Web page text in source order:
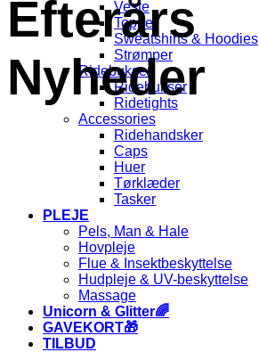
Veste
Toppe
Sweatshirts & Hoodies
Strømper
Ridebukser
Ridebukser
Ridetights
Accessories
Ridehandsker
Caps
Huer
Tørklæder
Tasker
PLEJE
Pels, Man & Hale
Hovpleje
Flue & Insektbeskyttelse
Hudpleje & UV-beskyttelse
Massage
Unicorn & Glitter🌈
GAVEKORT🎁
TILBUD
Efterårs
Nyheder